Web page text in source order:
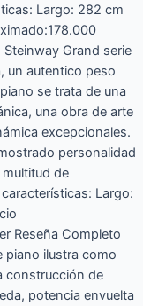
Largo: 282 cm
Grand serie
un autentico peso
se trata de una
una obra de arte
excepcionales.
personalidad
de
Largo:
Reseña Completo
piano ilustra como
construcción de
potencia envuelta